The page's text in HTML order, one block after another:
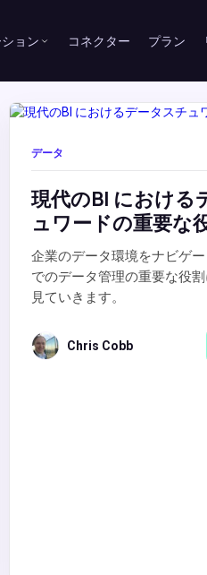
ョン コネクター プラン
データ
現代のBI における
ュワードの重要な
企業のデータ環境をナビゲ
でのデータ管理の重要な役
見ていきます。
Chris Cobb